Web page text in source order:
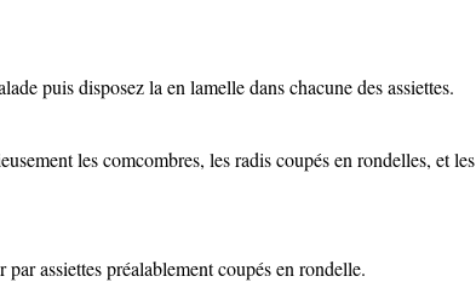
puis disposez la en lamelle dans chacune des assiettes.
les comcombres, les radis coupés en rondelles, et les
assiettes préalablement coupés en rondelle.